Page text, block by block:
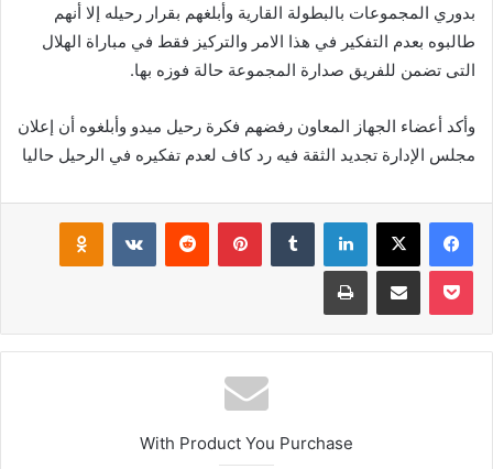
بدوري المجموعات بالبطولة القارية وأبلغهم بقرار رحيله إلا أنهم
طالبوه بعدم التفكير في هذا الامر والتركيز فقط في مباراة الهلال
التى تضمن للفريق صدارة المجموعة حالة فوزه بها.
وأكد أعضاء الجهاز المعاون رفضهم فكرة رحيل ميدو وأبلغوه أن إعلان
مجلس الإدارة تجديد الثقة فيه رد كاف لعدم تفكيره في الرحيل حاليا
فيسبوك ‫X لينكدإن بينتيريست
‫Pocket مشاركة عبر البريد طباعة
With Product You Purchase